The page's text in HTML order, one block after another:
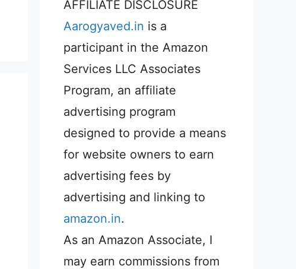
AFFILIATE DISCLOSURE
Aarogyaved.in is a
participant in the Amazon
Services LLC Associates
Program, an affiliate
advertising program
designed to provide a means
for website owners to earn
advertising fees by
advertising and linking to
amazon.in.
As an Amazon Associate, I
may earn commissions from